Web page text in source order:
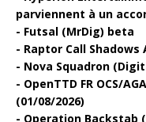
parviennent à un
Futsal (MrDig) beta
Raptor Call Shadows
Nova Squadron
OpenTTD FR OCS/
(01/08/2026)
Operation Backstab